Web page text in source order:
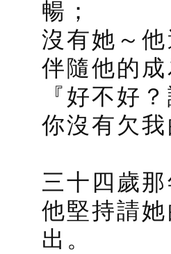
暢；
沒有她～
伴隨他的
『好不好
你沒有欠
三十四歲
他堅持請
出。